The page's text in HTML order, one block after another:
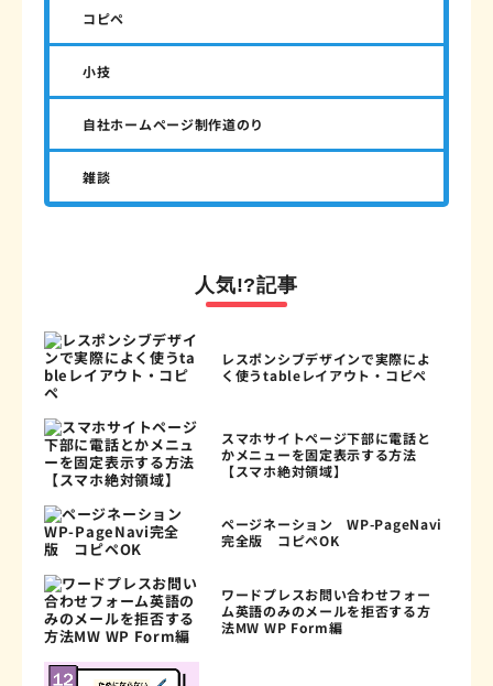
コピペ
小技
自社ホームページ制作道のり
雑談
人気!?記事
レスポンシブデザインで実際によ
く使うtableレイアウト・コピペ
スマホサイトページ下部に電話と
かメニューを固定表示する方法
【スマホ絶対領域】
ページネーション WP-PageNavi
完全版 コピペOK
ワードプレスお問い合わせフォー
ム英語のみのメールを拒否する方
法MW WP Form編